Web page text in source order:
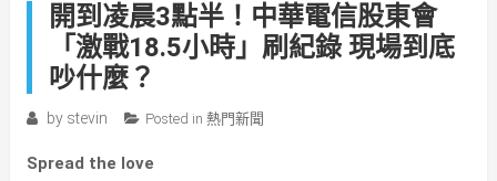
開到凌晨3點半！中華電信股東會
「激戰18.5小時」刷紀錄 現場到底
吵什麼？
by stevin Posted in 熱門新聞
Spread the love